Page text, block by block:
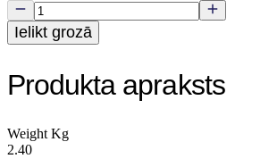
Ielikt grozā
Produkta apraksts
Weight Kg
2.40